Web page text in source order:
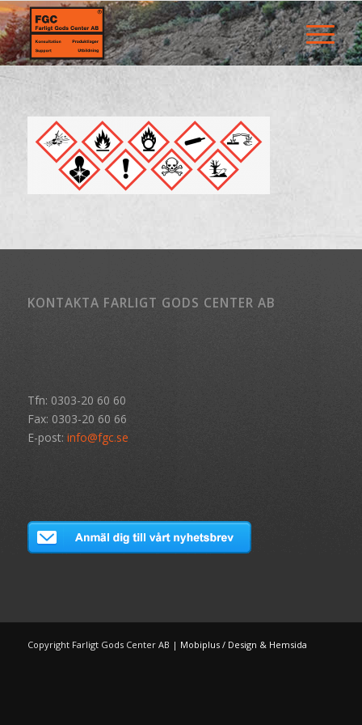
KONTAKTA FARLIGT GODS CENTER AB
Tfn: 0303-20 60 60
Fax: 0303-20 60 66
E-post: info@fgc.se
Copyright Farligt Gods Center AB | Mobiplus / Design & Hemsida